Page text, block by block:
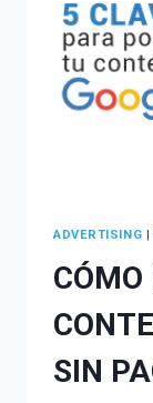
ADVERTISING |
CÓMO
SIN